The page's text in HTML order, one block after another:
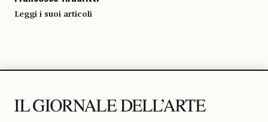
Leggi i suoi articoli